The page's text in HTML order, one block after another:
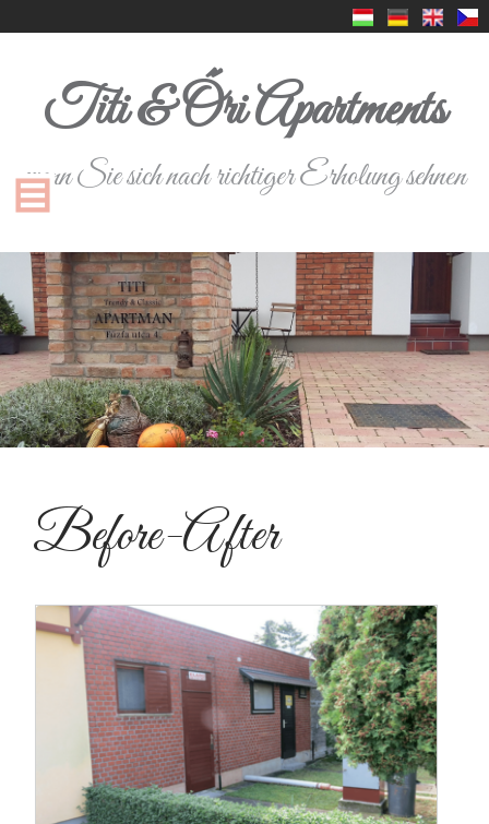
Titi & Őri Apartments
wenn Sie sich nach richtiger Erholung sehnen
Before-After